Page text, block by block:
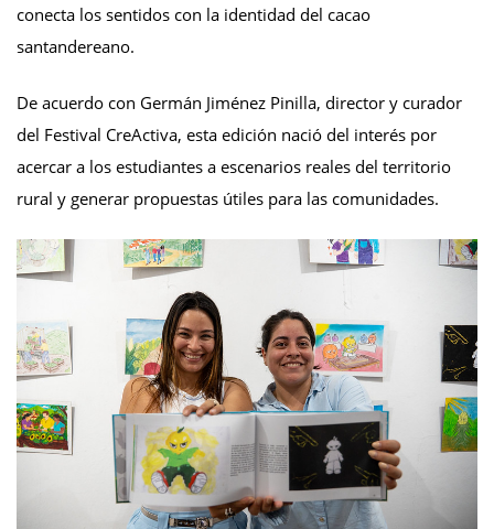
conecta los sentidos con la identidad del cacao
santandereano.
De acuerdo con Germán Jiménez Pinilla, director y curador
del Festival CreActiva, esta edición nació del interés por
acercar a los estudiantes a escenarios reales del territorio
rural y generar propuestas útiles para las comunidades.